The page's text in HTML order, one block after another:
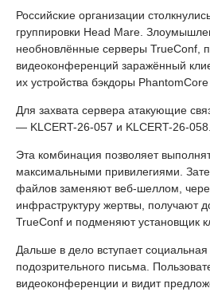
Российские организации
группировки Head Mare.
необновлённые серверы TrueConf,
видеоконференций заражённый
их устройства бэкдоры
Для захвата сервера атакующие
— KLCERT-26-057 и KLCERT-26-058.
Эта комбинация позволяет
максимальными привилегиями.
файлов заменяют веб-шеллом,
инфраструктуру жертвы, получают
TrueConf и подменяют установщик
Дальше в дело вступает
подозрительного письма.
видеоконференции и видит